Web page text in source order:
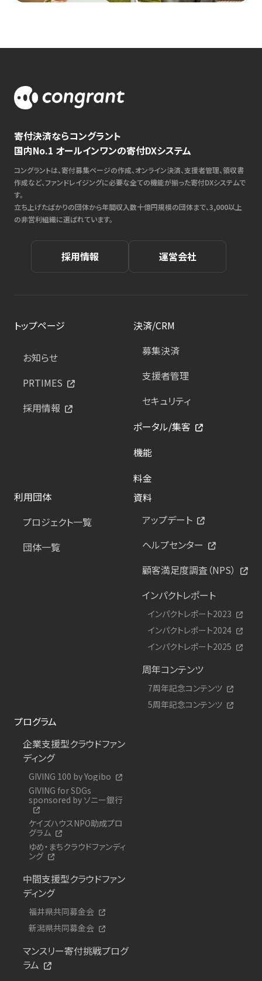
寄付決済ならコングラント
国内No.1 オールインワンの寄付DXシステム
コングラントは、寄付募集ページの作成、オンライン決済、支援者管理、領収書
作成など、ファンドレイジングに必要な全ての機能が揃った寄付DXシステムで
す。
立ち上げたばかりの団体から年間収入数十億円規模の団体まで、3,000以上
の非営利組織に選ばれています。
採用情報 運営会社
トップページ
お知らせ
PRTIMES
採用情報
決済/CRM
募集決済
支援者管理
セキュリティ
ポータル/集客
機能
料金
利用団体
プロジェクト一覧
団体一覧
資料
アップデート
ヘルプセンター
顧客満足度調査（NPS）
インパクトレポート
インパクトレポート2023
インパクトレポート2024
インパクトレポート2025
周年コンテンツ
7周年記念コンテンツ
5周年記念コンテンツ
プログラム
企業支援型クラウドファン
ディング
GIVING 100 by Yogibo
GIVING for SDGs
sponsored by ソニー銀行
ケイズハウスNPO助成プロ
グラム
ゆめ・まちクラウドファンディ
ング
中間支援型クラウドファン
ディング
福井県共同募金会
新潟県共同募金会
マンスリー寄付挑戦プログ
ラム